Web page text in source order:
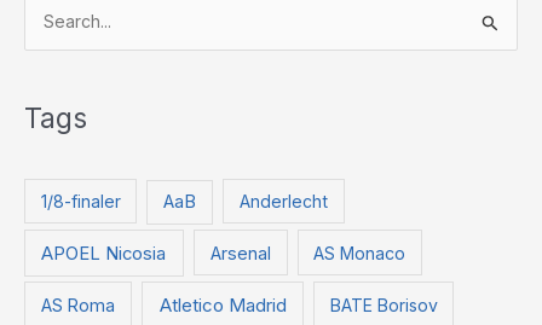
e
e
Tags
1/8-finaler AaB Anderlecht
APOEL Nicosia Arsenal AS Monaco
AS Roma Atletico Madrid BATE Borisov